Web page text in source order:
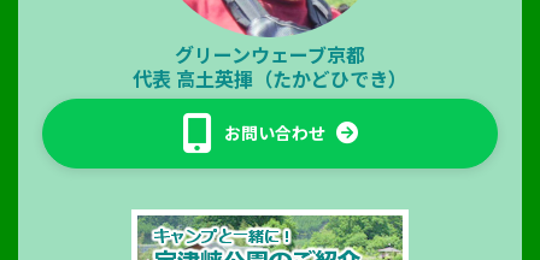
グリーンウェーブ京都
代表 高土英揮（たかどひでき）
お問い合わせ